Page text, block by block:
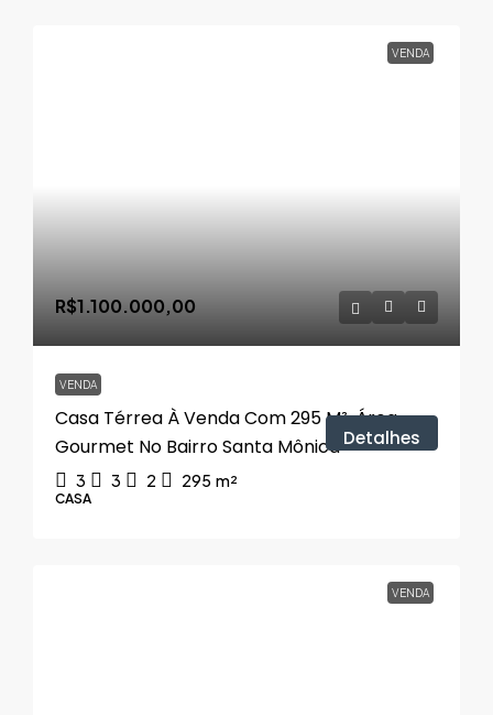
VENDA
R$1.100.000,00
VENDA
Casa Térrea À Venda Com 295 M², Área
Gourmet No Bairro Santa Mônica
3 3 2 295 m²
CASA
Detalhes
VENDA